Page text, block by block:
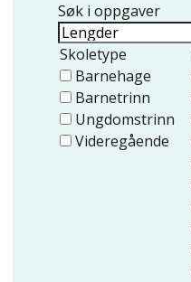
Søk i oppgaver
Skoletype
Barnehage
Barnetrinn
Ungdomstrinn
Videregående